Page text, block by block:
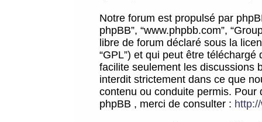
Notre forum est propulsé par
phpBB”, “www.phpbb.com”,
libre de forum déclaré sous la
“GPL”) et qui peut être téléchargé
facilite seulement les discussions
interdit strictement dans ce que
contenu ou conduite permis.
phpBB , merci de consulter :